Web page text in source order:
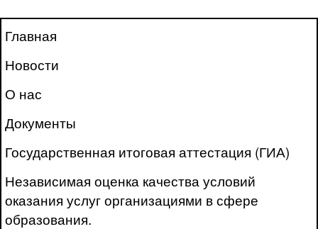
Главная
Новости
О нас
Документы
Государственная итоговая аттестация (ГИА)
Независимая оценка качества условий
оказания услуг организациями в сфере
образования.